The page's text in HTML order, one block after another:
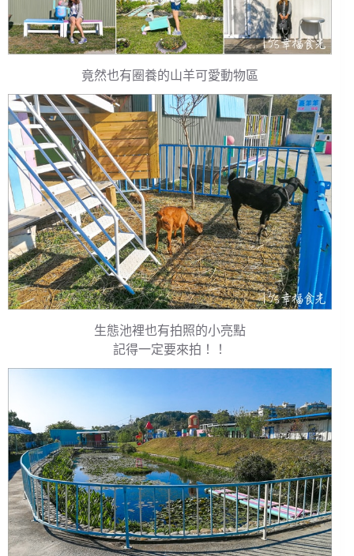
竟然也有圈養的山羊可愛動物區
生態池裡也有拍照的小亮點
記得一定要來拍！！